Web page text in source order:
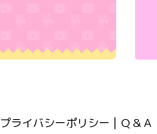
プライバシーポリシー Ｑ＆Ａ